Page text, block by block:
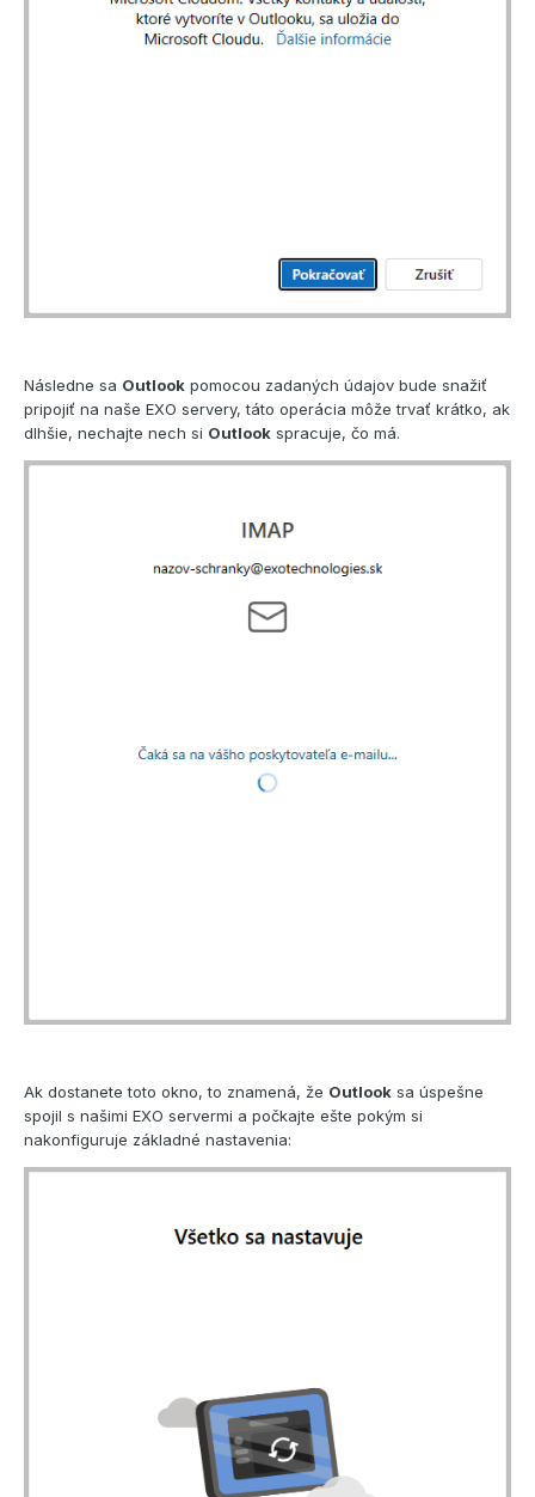
Následne sa Outlook pomocou zadaných údajov bude snažiť
pripojiť na naše EXO servery, táto operácia môže trvať krátko, ak
dlhšie, nechajte nech si Outlook spracuje, čo má.
Ak dostanete toto okno, to znamená, že Outlook sa úspešne
spojil s našimi EXO servermi a počkajte ešte pokým si
nakonfiguruje základné nastavenia: